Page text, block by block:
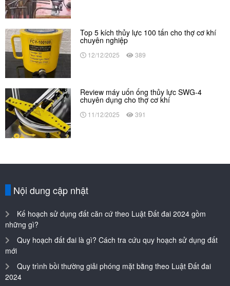
Top 5 kích thủy lực 100 tấn cho thợ cơ khí
chuyên nghiệp
12/12/2025 389
Review máy uốn ống thủy lực SWG-4
chuyên dụng cho thợ cơ khí
11/12/2025 391
Nội dung cập nhật
Kế hoạch sử dụng đất căn cứ theo Luật Đất đai 2024 gồm
những gì?
Quy hoạch đất đai là gì? Cách tra cứu quy hoạch sử dụng đất
mới
Quy trình bồi thường giải phóng mặt bằng theo Luật Đất đai
2024